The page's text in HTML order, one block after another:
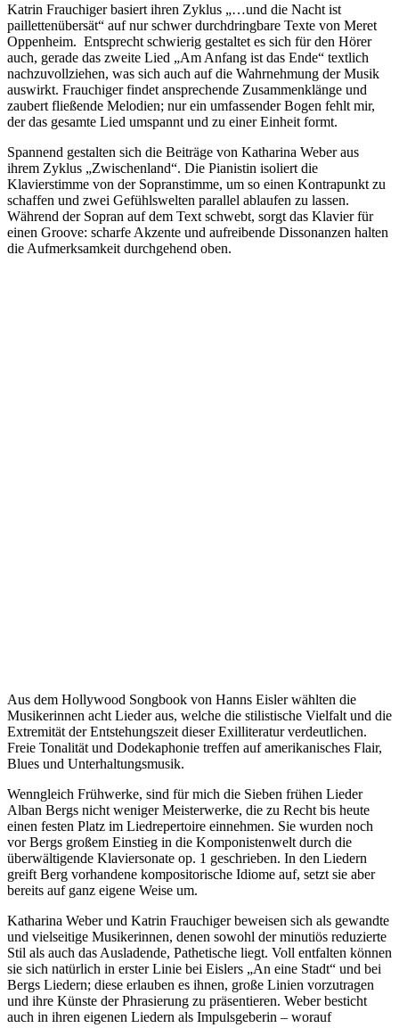
Katrin Frauchiger basiert ihren Zyklus „…und die Nacht ist
paillettenübersät“ auf nur schwer durchdringbare Texte von Meret
Oppenheim. Entsprecht schwierig gestaltet es sich für den Hörer
auch, gerade das zweite Lied „Am Anfang ist das Ende“ textlich
nachzuvollziehen, was sich auch auf die Wahrnehmung der Musik
auswirkt. Frauchiger findet ansprechende Zusammenklänge und
zaubert fließende Melodien; nur ein umfassender Bogen fehlt mir,
der das gesamte Lied umspannt und zu einer Einheit formt.
Spannend gestalten sich die Beiträge von Katharina Weber aus
ihrem Zyklus „Zwischenland“. Die Pianistin isoliert die
Klavierstimme von der Sopranstimme, um so einen Kontrapunkt zu
schaffen und zwei Gefühlswelten parallel ablaufen zu lassen.
Während der Sopran auf dem Text schwebt, sorgt das Klavier für
einen Groove: scharfe Akzente und aufreibende Dissonanzen halten
die Aufmerksamkeit durchgehend oben.
Aus dem Hollywood Songbook von Hanns Eisler wählten die
Musikerinnen acht Lieder aus, welche die stilistische Vielfalt und die
Extremität der Entstehungszeit dieser Exilliteratur verdeutlichen.
Freie Tonalität und Dodekaphonie treffen auf amerikanisches Flair,
Blues und Unterhaltungsmusik.
Wenngleich Frühwerke, sind für mich die Sieben frühen Lieder
Alban Bergs nicht weniger Meisterwerke, die zu Recht bis heute
einen festen Platz im Liedrepertoire einnehmen. Sie wurden noch
vor Bergs großem Einstieg in die Komponistenwelt durch die
überwältigende Klaviersonate op. 1 geschrieben. In den Liedern
greift Berg vorhandene kompositorische Idiome auf, setzt sie aber
bereits auf ganz eigene Weise um.
Katharina Weber und Katrin Frauchiger beweisen sich als gewandte
und vielseitige Musikerinnen, denen sowohl der minutiös reduzierte
Stil als auch das Ausladende, Pathetische liegt. Voll entfalten können
sie sich natürlich in erster Linie bei Eislers „An eine Stadt“ und bei
Bergs Liedern; diese erlauben es ihnen, große Linien vorzutragen
und ihre Künste der Phrasierung zu präsentieren. Weber besticht
auch in ihren eigenen Liedern als Impulsgeberin – worauf